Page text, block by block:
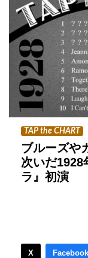
TAP the CHART
ブルーズや
次いだ1928
ラ』初演
X Facebook